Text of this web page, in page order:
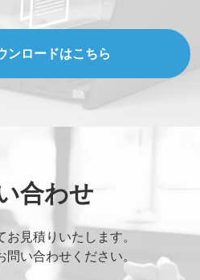
ンロードはこちら
合わせ
お見積りいたします。
問い合わせください。